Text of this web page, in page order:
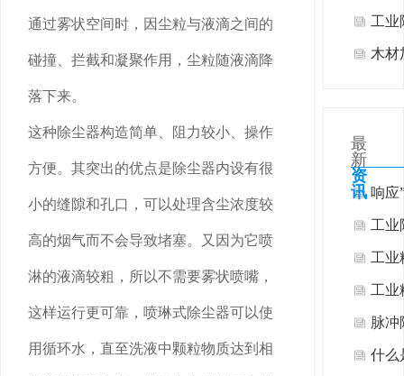
通过雾状空间时，因尘粒与液滴之间的
碰撞、拦截和凝聚作用，尘粒随液滴降
落下来。
这种除尘器构造简单、阻力较小、操作
方便。其突出的优点是除尘器内设有很
小的缝隙和孔口，可以处理含尘浓度较
高的烟气而不会导致堵塞。又因为它喷
淋的液滴较粗，所以不需要雾状喷嘴，
这样运行更可靠，喷琳式除尘器可以使
用循环水，直至洗液中颗粒物质达到相
么？
尘？
工业
木材
最
新
资
讯 响
热式
工业
者”
工业
工业
脉冲
什么